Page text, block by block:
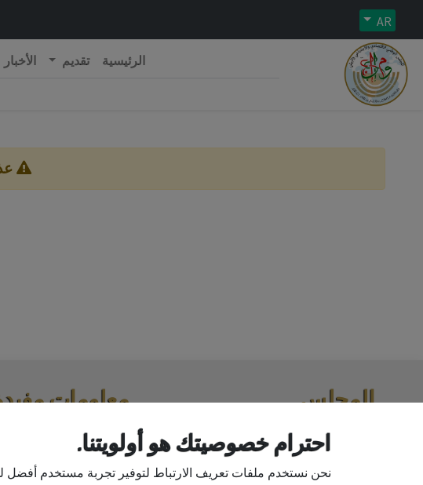
AR
الوطني الاقتصادي والاجتماعي والبيئي
الجزائرية الديمقراطية الشعبية
الرئيسية تقديم الأخبار
المجلس
حول المجلس
معلومات
إعلانات مناقصات
إشعارات قانونية
شروط الاستخدام
احترام خصوصيتك هو أولويتنا.
نحن نستخدم ملفات تعريف الارتباط لتوفير تجربة مستخدم أفضل